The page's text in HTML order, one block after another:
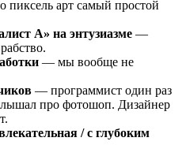
арт самый простой
А» на энтузиазме —
— мы вообще не
— программист один раз
про фотошоп. Дизайнер
/ с глубоким